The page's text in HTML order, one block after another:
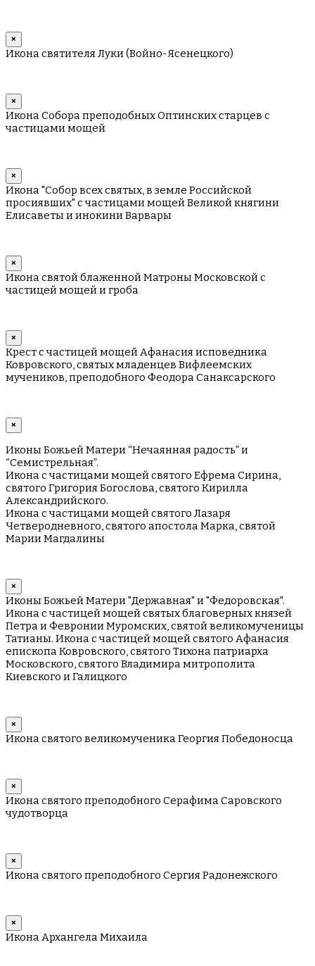
×
Икона святителя Луки (Войно-Ясенецкого)
×
Икона Собора преподобных Оптинских старцев с
частицами мощей
×
Икона "Собор всех святых, в земле Российской
просиявших" с частицами мощей Великой княгини
Елисаветы и инокини Варвары
×
Икона святой блаженной Матроны Московской с
частицей мощей и гроба
×
Крест с частицей мощей Афанасия исповедника
Ковровского, святых младенцев Вифлеемских
мучеников, преподобного Феодора Санаксарского
×
Иконы Божьей Матери “Нечаянная радость” и
“Семистрельная”.
Икона с частицами мощей святого Ефрема Сирина,
святого Григория Богослова, святого Кирилла
Александрийского.
Икона с частицами мощей святого Лазаря
Четверодневного, святого апостола Марка, святой
Марии Магдалины
×
Иконы Божьей Матери "Державная" и "Федоровская".
Икона с частицей мощей святых благоверных князей
Петра и Февронии Муромских, святой великомученицы
Татианы. Икона с частицей мощей святого Афанасия
епископа Ковровского, святого Тихона патриарха
Московского, святого Владимира митрополита
Киевского и Галицкого
×
Икона святого великомученика Георгия Победоносца
×
Икона святого преподобного Серафима Саровского
чудотворца
×
Икона святого преподобного Сергия Радонежского
×
Икона Архангела Михаила